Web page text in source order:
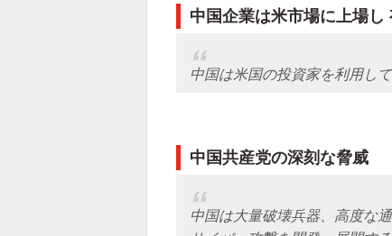
中国企業は米市場に上場
中国は米国の投資家を利用し
中国共産党の深刻な脅威
中国は大量破壊兵器、高度な